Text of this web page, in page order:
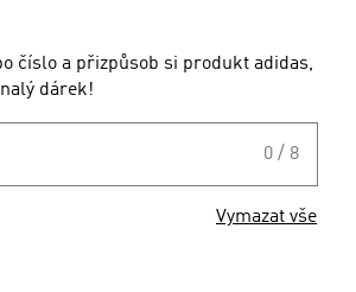
číslo a přizpůsob si produkt adidas,
dárek!
0 / 8
Vymazat vše